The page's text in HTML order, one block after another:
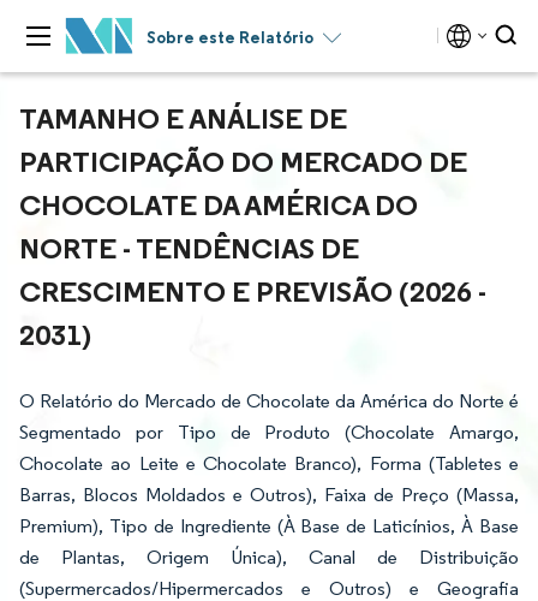
Sobre este Relatório
TAMANHO E ANÁLISE DE
PARTICIPAÇÃO DO MERCADO DE
CHOCOLATE DA AMÉRICA DO
NORTE - TENDÊNCIAS DE
CRESCIMENTO E PREVISÃO (2026 -
2031)
O Relatório do Mercado de Chocolate da América do Norte é
Segmentado por Tipo de Produto (Chocolate Amargo,
Chocolate ao Leite e Chocolate Branco), Forma (Tabletes e
Barras, Blocos Moldados e Outros), Faixa de Preço (Massa,
Premium), Tipo de Ingrediente (À Base de Laticínios, À Base
de Plantas, Origem Única), Canal de Distribuição
(Supermercados/Hipermercados e Outros) e Geografia